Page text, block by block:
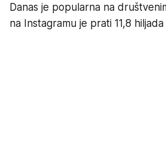
Danas je popularna na
na Instagramu je prati 11,8 hiljada